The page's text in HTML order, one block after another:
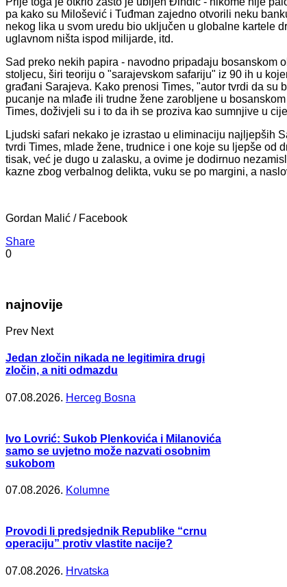
pa kako su Milošević i Tuđman zajedno otvorili neku
nekog lika u svom uredu bio uključen u globalne kartele
uglavnom ništa ispod milijarde, itd.
Sad preko nekih papira - navodno pripadaju bosanskom
stoljecu, širi teoriju o "sarajevskom safariju" iz 90 ih u
građani Sarajeva. Kako prenosi Times, "autor tvrdi da
pucanje na mlađe ili trudne žene zarobljene u
Times, doživjeli su i to da ih se proziva kao sumnjive u
Ljudski safari nekako je izrastao u eliminaciju najljepših
tvrdi Times, mlade žene, trudnice i one koje su ljepše od
tisak, već je dugo u zalasku, a ovime je dodirnuo
kazne zbog verbalnog delikta, vuku se po margini, a
Gordan Malić / Facebook
Share
0
najnovije
Prev Next
Jedan zločin nikada ne legitimira drugi
zločin, a niti odmazdu
07.08.2026. Herceg Bosna
Ivo Lovrić: Sukob Plenkovića i Milanovića
samo se uvjetno može nazvati osobnim
sukobom
07.08.2026. Kolumne
Provodi li predsjednik Republike “crnu
operaciju” protiv vlastite nacije?
07.08.2026. Hrvatska